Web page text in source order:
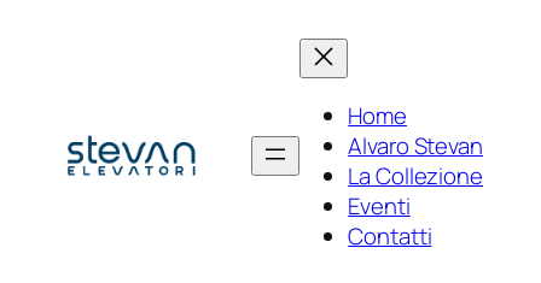
Home
Alvaro Stevan
La Collezione
Eventi
Contatti